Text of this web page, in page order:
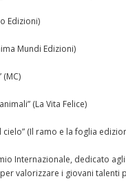
Edizioni)
Mundi Edizioni)
(MC)
(La Vita Felice)
cielo” (Il ramo e la foglia
Internazionale, dedicato
valorizzare i giovani talenti